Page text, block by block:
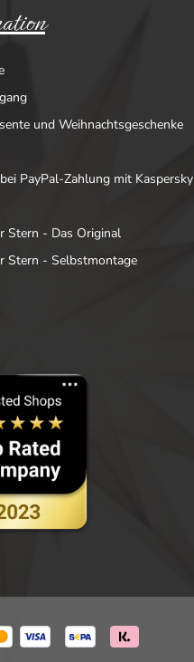
und Weihnachtsgeschenke
PayPal-Zahlung mit Kaspersky
Stern - Das Original
Stern - Selbstmontage